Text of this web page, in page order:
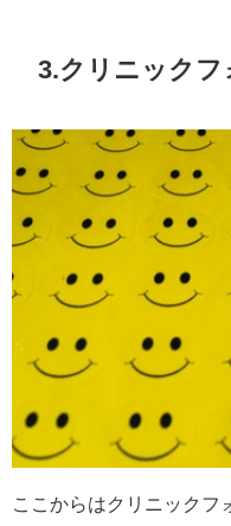
3.クリニックフ
ここからはクリニックフ